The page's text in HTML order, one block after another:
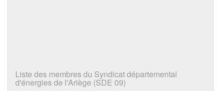
Liste des membres du Syndicat départemental
d'énergies de l'Ariège (SDE 09)